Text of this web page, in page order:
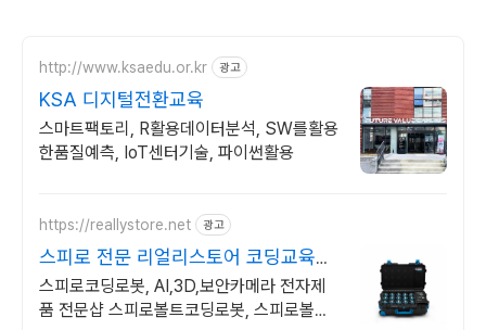
http://www.ksaedu.or.kr 광고
KSA 디지털전환교육
스마트팩토리, R활용데이터분석, SW를활용
한품질예측, IoT센터기술, 파이썬활용
https://reallystore.net 광고
스피로 전문 리얼리스토어 코딩교육을
쉽고 재밌게
스피로코딩로봇, AI,3D,보안카메라 전자제
품 전문샵 스피로볼트코딩로봇, 스피로볼트